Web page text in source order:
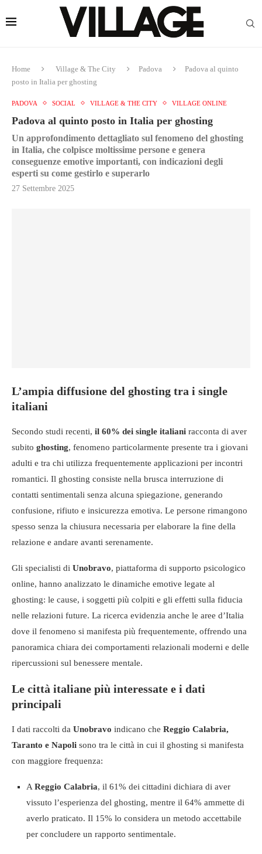
Home Village & The City Padova
Padova al quinto
posto in Italia per ghosting
PADOVA SOCIAL VILLAGE & THE CITY VILLAGE ONLINE
Padova al quinto posto in Italia per ghosting
Un approfondimento dettagliato sul fenomeno del ghosting
in Italia, che colpisce moltissime persone e genera
conseguenze emotive importanti, con indicazioni degli
esperti su come gestirlo e superarlo
27 Settembre 2025
L’ampia diffusione del ghosting tra i single
italiani
Secondo studi recenti, il 60% dei single italiani racconta di aver
subito ghosting, fenomeno particolarmente presente tra i giovani
adulti e tra chi utilizza frequentemente applicazioni per incontri
romantici. Il ghosting consiste nella brusca interruzione di
contatti sentimentali senza alcuna spiegazione, generando
confusione, rifiuto e insicurezza emotiva. Le persone rimangono
spesso senza la chiusura necessaria per elaborare la fine della
relazione e andare avanti serenamente.
Gli specialisti di Unobravo, piattaforma di supporto psicologico
online, hanno analizzato le dinamiche emotive legate al
ghosting: le cause, i soggetti più colpiti e gli effetti sulla fiducia
nelle relazioni future. La ricerca evidenzia anche le aree d’Italia
dove il fenomeno si manifesta più frequentemente, offrendo una
panoramica chiara dei comportamenti relazionali moderni e delle
ripercussioni sul benessere mentale.
Le città italiane più interessate e i dati
principali
I dati raccolti da Unobravo indicano che Reggio Calabria,
Taranto e Napoli sono tra le città in cui il ghosting si manifesta
con maggiore frequenza:
A Reggio Calabria, il 61% dei cittadini dichiara di aver
vissuto l’esperienza del ghosting, mentre il 64% ammette di
averlo praticato. Il 15% lo considera un metodo accettabile
per concludere un rapporto sentimentale.